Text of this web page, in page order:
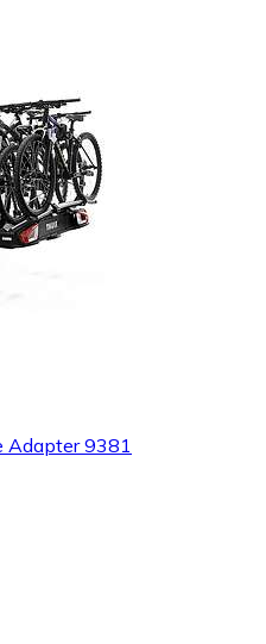
Adapter 9381